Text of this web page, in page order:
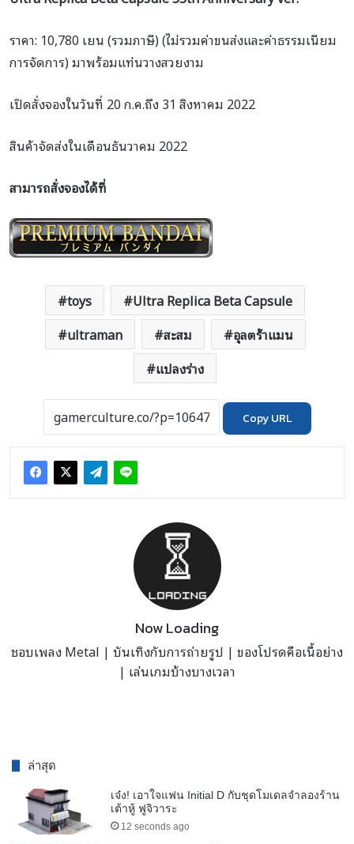
ราคา: 10,780 เยน (รวมภาษี) (ไม่รวมค่าขนส่งและค่าธรรมเนียม
การจัดการ) มาพร้อมแท่นวางสวยงาม
เปิดสั่งจองในวันที่ 20 ก.ค.ถึง 31 สิงหาคม 2022
สินค้าจัดส่งในเดือนธันวาคม 2022
สามารถสั่งจองได้ที่
toys
Ultra Replica Beta Capsule
ultraman
สะสม
อุลตร้าแมน
แปลงร่าง
Copy URL
Now Loading
ชอบเพลง Metal | บันเทิงกับการถ่ายรูป | ของโปรดคือเนื้อย่าง
| เล่นเกมบ้างบางเวลา
ล่าสุด
เจ๋ง! เอาใจแฟน Initial D กับชุดโมเดลจำลองร้าน
เต้าหู้ ฟูจิวาระ
12 seconds ago